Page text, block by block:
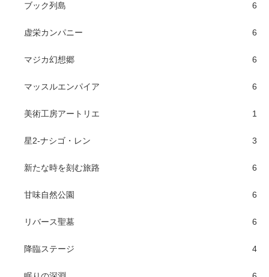
ブック列島 6
虚栄カンパニー 6
マジカ幻想郷 6
マッスルエンパイア 6
美術工房アートリエ 1
星2-ナシゴ・レン 3
新たな時を刻む旅路 6
甘味自然公園 6
リバース聖墓 6
降臨ステージ 4